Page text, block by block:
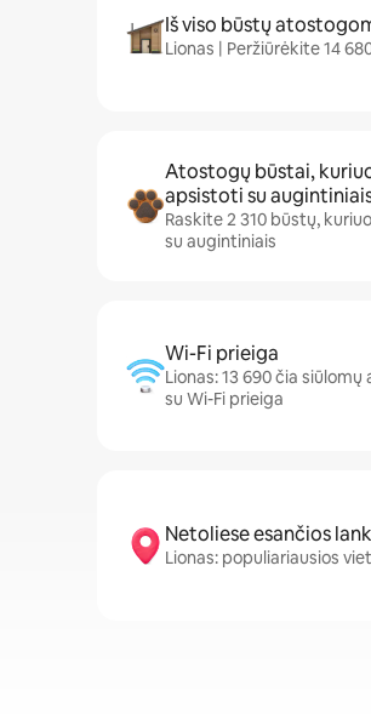
Iš viso būstų
Lionas | Peržiūrėkite 14
Atostogų būstai,
apsistoti su
Raskite 2 310 būstų,
su augintiniais
Wi-Fi prieiga
Lionas: 13 690 čia
su Wi-Fi prieiga
Netoliese esančios
Lionas: populiariausios